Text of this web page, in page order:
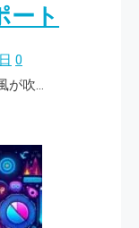
ート
0
が吹…